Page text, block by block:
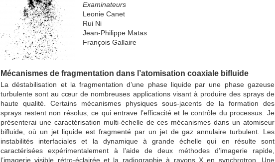
Examinateurs
Leonie Canet
Rui Ni
Jean-Philippe Matas
François Gallaire
Mécanismes de fragmentation dans l’atomisation coaxiale bifluide
La déstabilisation et la fragmentation d’une phase liquide par une phase gazeuse
turbulente sont au cœur de nombreuses applications visant à produire des sprays de
haute qualité. Certains mécanismes physiques sous-jacents de la formation des
sprays restent non résolus, ce qui entrave l’efficacité et le contrôle du processus. Je
présenterai une caractérisation multi-échelle de ces mécanismes dans un atomiseur
bifluide, où un jet liquide est fragmenté par un jet de gaz annulaire turbulent. Les
instabilités interfaciales et la dynamique à grande échelle qui en résulte sont
caractérisées expérimentalement à l’aide de deux méthodes d’imagerie rapide,
l’imagerie visible rétro-éclairée et la radiographie à rayons X en synchrotron. Une